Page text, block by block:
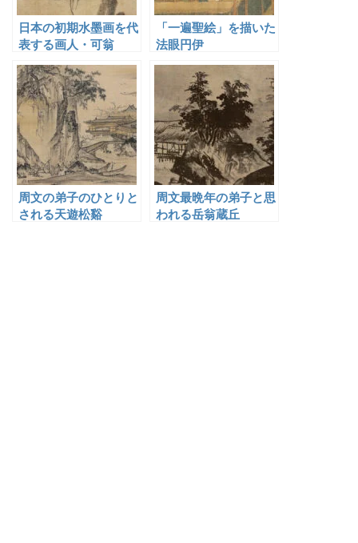
日本の初期水墨画を代
表する画人・可翁
「一遍聖絵」を描いた
法眼円伊
周文の弟子のひとりと
される天遊松谿
周文最晩年の弟子と思
われる岳翁蔵丘